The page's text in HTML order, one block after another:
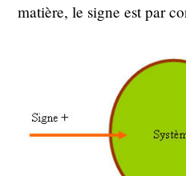
matière, le signe est par